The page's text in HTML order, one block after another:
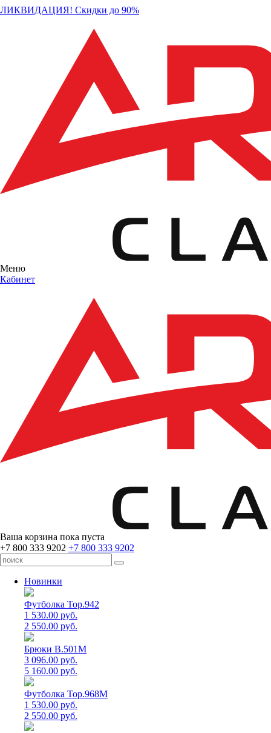
ЛИКВИДАЦИЯ! Скидки до 90%
Меню
Кабинет
Ваша корзина пока пуста
+7 800 333 9202 +7 800 333 9202
Новинки
Футболка Top.942
1 530.00 руб.
2 550.00 руб.
Брюки B.501M
3 096.00 руб.
5 160.00 руб.
Футболка Top.968M
1 530.00 руб.
2 550.00 руб.